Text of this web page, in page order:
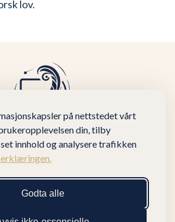
på nettstedet vårt
din, tilby
innhold og analysere trafikken
Godta alle
lov.